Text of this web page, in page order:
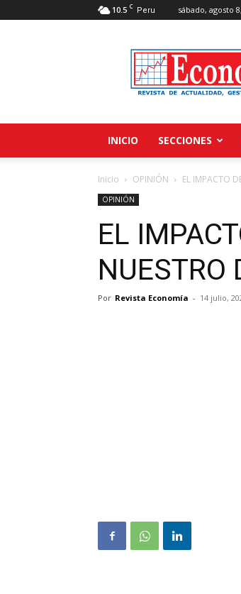
10.5 C Peru sábado, agosto
INICIO SECCIONES
Inicio OPINIÓN EL IMPACTO
OPINIÓN
EL
NUESTRO
Por Revista Economía - 14 julio,